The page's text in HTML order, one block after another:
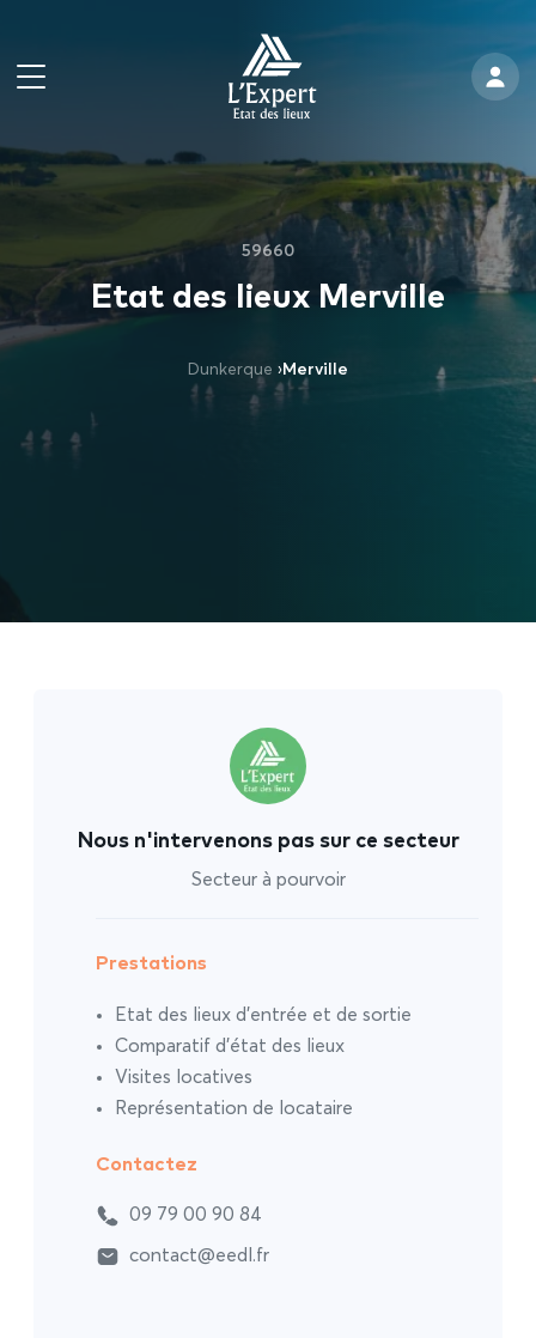
59660
Etat des lieux Merville
Dunkerque ›Merville
Nous n'intervenons pas sur ce secteur
Secteur à pourvoir
Prestations
Etat des lieux d’entrée et de sortie
Comparatif d’état des lieux
Visites locatives
Représentation de locataire
Contactez
09 79 00 90 84
contact@eedl.fr